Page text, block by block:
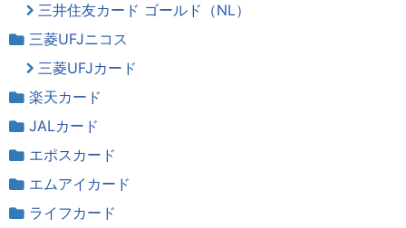
三井住友カード ゴールド（NL）
三菱UFJニコス
三菱UFJカード
楽天カード
JALカード
エポスカード
エムアイカード
ライフカード